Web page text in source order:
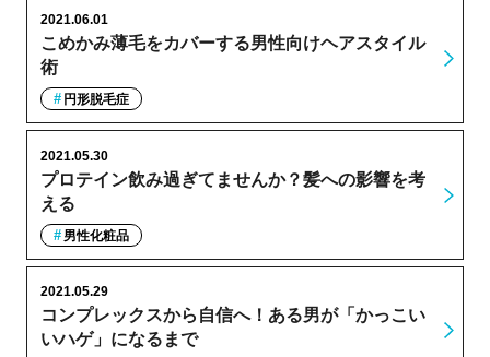
こめかみ薄毛をカバーする男性向けヘアスタイル
術
2021.06.01
円形脱毛症
プロテイン飲み過ぎてませんか？髪への影響を考
える
2021.05.30
男性化粧品
コンプレックスから自信へ！ある男が「かっこい
いハゲ」になるまで
2021.05.29